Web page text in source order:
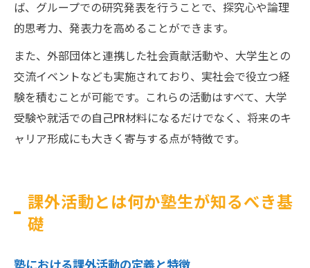
ば、グループでの研究発表を行うことで、探究心や論理
的思考力、発表力を高めることができます。
また、外部団体と連携した社会貢献活動や、大学生との
交流イベントなども実施されており、実社会で役立つ経
験を積むことが可能です。これらの活動はすべて、大学
受験や就活での自己PR材料になるだけでなく、将来のキ
ャリア形成にも大きく寄与する点が特徴です。
課外活動とは何か塾生が知るべき基
礎
塾における課外活動の定義と特徴